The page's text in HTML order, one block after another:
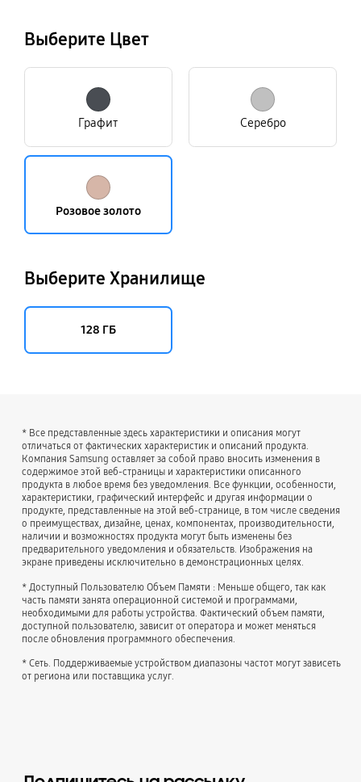
Выберите Цвет
Графит Серебро
Розовое золото
Выберите Хранилище
128 ГБ
* Все представленные здесь характеристики и описания могут
отличаться от фактических характеристик и описаний продукта.
Компания Samsung оставляет за собой право вносить изменения в
содержимое этой веб-страницы и характеристики описанного
продукта в любое время без уведомления. Все функции, особенности,
характеристики, графический интерфейс и другая информации о
продукте, представленные на этой веб-странице, в том числе сведения
о преимуществах, дизайне, ценах, компонентах, производительности,
наличии и возможностях продукта могут быть изменены без
предварительного уведомления и обязательств. Изображения на
экране приведены исключительно в демонстрационных целях.
* Доступный Пользователю Объем Памяти : Меньше общего, так как
часть памяти занята операционной системой и программами,
необходимыми для работы устройства. Фактический объем памяти,
доступной пользователю, зависит от оператора и может меняться
после обновления программного обеспечения.
* Сеть. Поддерживаемые устройством диапазоны частот могут зависеть
от региона или поставщика услуг.